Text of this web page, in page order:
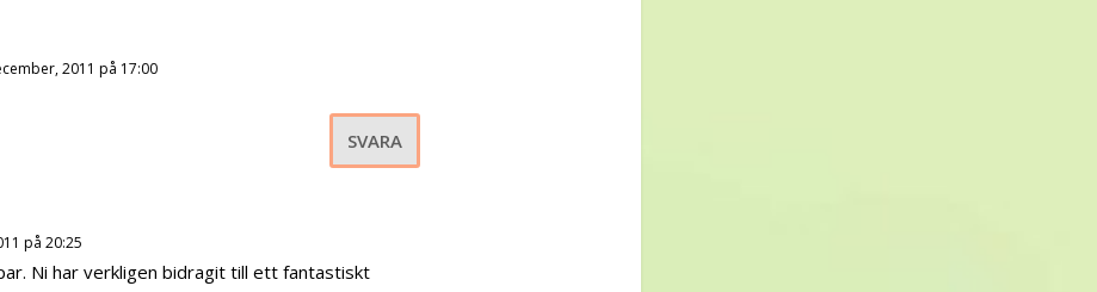
2011 på 17:00
SVARA
på 20:25
Ni har verkligen bidragit till ett fantastiskt